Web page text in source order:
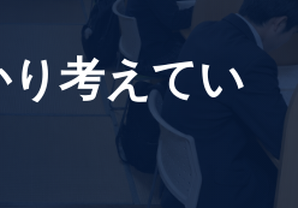
考えてい